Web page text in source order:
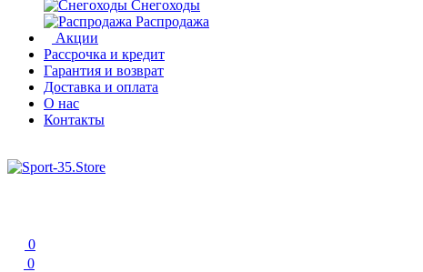
Снегоходы
Распродажа
Акции
Рассрочка и кредит
Гарантия и возврат
Доставка и оплата
О нас
Контакты
0
0